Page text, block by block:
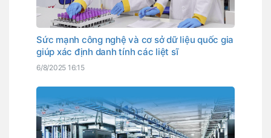
Sức mạnh công nghệ và cơ sở dữ liệu quốc gia
giúp xác định danh tính các liệt sĩ
6/8/2025 16:15